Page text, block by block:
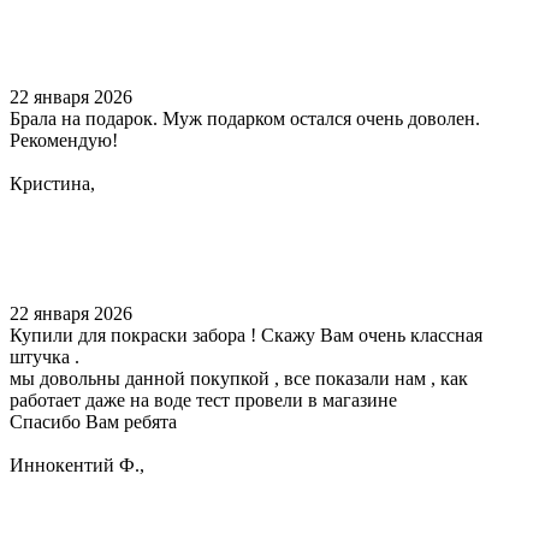
22 января 2026
Брала на подарок. Муж подарком остался очень доволен.
Рекомендую!
Кристина,
22 января 2026
Купили для покраски забора ! Скажу Вам очень классная
штучка .
мы довольны данной покупкой , все показали нам , как
работает даже на воде тест провели в магазине
Спасибо Вам ребята
Иннокентий Ф.,